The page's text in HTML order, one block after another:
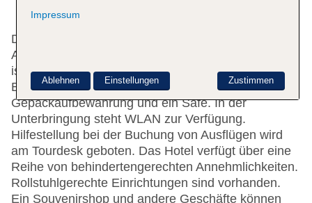
Das Hotel bietet 145 Zimmer und verfügt über einen
Aufzug. Das freundliche Personal an der Rezeption
ist gerne bei allen Fragen behilflich. Zu den
Einrichtungen des Hauses gehören eine
Gepäckaufbewahrung und ein Safe. In der
Unterbringung steht WLAN zur Verfügung.
Hilfestellung bei der Buchung von Ausflügen wird
am Tourdesk geboten. Das Hotel verfügt über eine
Reihe von behindertengerechten Annehmlichkeiten.
Rollstuhlgerechte Einrichtungen sind vorhanden.
Ein Souvenirshop und andere Geschäfte können
Impressum
Zustimmen
Ablehnen Einstellungen